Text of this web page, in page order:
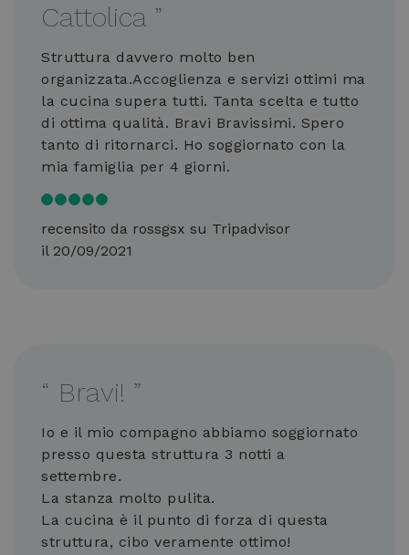
Cattolica ”
Struttura davvero molto ben
organizzata.Accoglienza e servizi ottimi ma
la cucina supera tutti. Tanta scelta e tutto
di ottima qualità. Bravi Bravissimi. Spero
tanto di ritornarci. Ho soggiornato con la
mia famiglia per 4 giorni.
recensito da rossgsx su Tripadvisor
il 20/09/2021
“ Bravi! ”
Io e il mio compagno abbiamo soggiornato
presso questa struttura 3 notti a
settembre.
La stanza molto pulita.
La cucina è il punto di forza di questa
struttura, cibo veramente ottimo!